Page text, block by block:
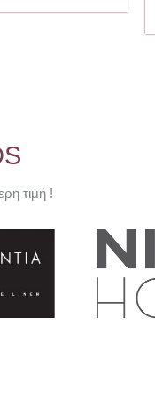
παραλλαγές.
προϊόντος
τιμή !